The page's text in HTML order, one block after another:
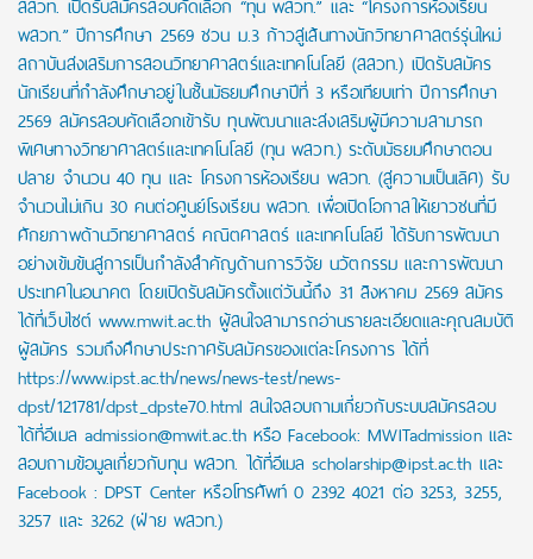
สสวท. เปิดรับสมัครสอบคัดเลือก “ทุน พสวท.” และ “โครงการห้องเรียน
พสวท.” ปีการศึกษา 2569 ชวน ม.3 ก้าวสู่เส้นทางนักวิทยาศาสตร์รุ่นใหม่
สถาบันส่งเสริมการสอนวิทยาศาสตร์และเทคโนโลยี (สสวท.) เปิดรับสมัคร
นักเรียนที่กำลังศึกษาอยู่ในชั้นมัธยมศึกษาปีที่ 3 หรือเทียบเท่า ปีการศึกษา
2569 สมัครสอบคัดเลือกเข้ารับ ทุนพัฒนาและส่งเสริมผู้มีความสามารถ
พิเศษทางวิทยาศาสตร์และเทคโนโลยี (ทุน พสวท.) ระดับมัธยมศึกษาตอน
ปลาย จำนวน 40 ทุน และ โครงการห้องเรียน พสวท. (สู่ความเป็นเลิศ) รับ
จำนวนไม่เกิน 30 คนต่อศูนย์โรงเรียน พสวท. เพื่อเปิดโอกาสให้เยาวชนที่มี
ศักยภาพด้านวิทยาศาสตร์ คณิตศาสตร์ และเทคโนโลยี ได้รับการพัฒนา
อย่างเข้มข้นสู่การเป็นกำลังสำคัญด้านการวิจัย นวัตกรรม และการพัฒนา
ประเทศในอนาคต โดยเปิดรับสมัครตั้งแต่วันนี้ถึง 31 สิงหาคม 2569 สมัคร
ได้ที่เว็บไซต์ www.mwit.ac.th ผู้สนใจสามารถอ่านรายละเอียดและคุณสมบัติ
ผู้สมัคร รวมถึงศึกษาประกาศรับสมัครของแต่ละโครงการ ได้ที่
https://www.ipst.ac.th/news/news-test/news-
dpst/121781/dpst_dpste70.html สนใจสอบถามเกี่ยวกับระบบสมัครสอบ
ได้ที่อีเมล admission@mwit.ac.th หรือ Facebook: MWITadmission และ
สอบถามข้อมูลเกี่ยวกับทุน พสวท. ได้ที่อีเมล scholarship@ipst.ac.th และ
Facebook : DPST Center หรือโทรศัพท์ 0 2392 4021 ต่อ 3253, 3255,
3257 และ 3262 (ฝ่าย พสวท.)